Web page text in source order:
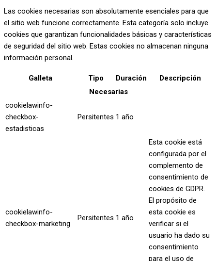
Las cookies necesarias son absolutamente esenciales para que
el sitio web funcione correctamente. Esta categoría solo incluye
cookies que garantizan funcionalidades básicas y características
de seguridad del sitio web. Estas cookies no almacenan ninguna
información personal.
Galleta Tipo Duración
Descripción
Necesarias
cookielawinfo-
checkbox-
estadisticas
Persitentes 1 año
cookielawinfo-
checkbox-marketing
Persitentes 1 año
Esta cookie está
configurada por el
complemento de
consentimiento de
cookies de GDPR.
El propósito de
esta cookie es
verificar si el
usuario ha dado su
consentimiento
para el uso de